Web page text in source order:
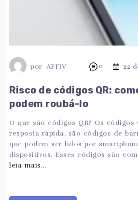
por AFFIV 0 22
Risco de códigos QR:
podem roubá-lo
O que são códigos QR? Os códigos
resposta rápida, são códigos de
que podem ser lidos por
dispositivos. Esses códigos são
leia mais...